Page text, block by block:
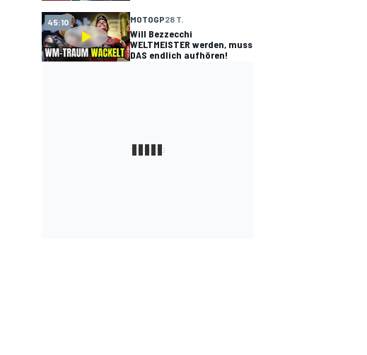
45:10 MOTOGP28 T.
Will Bezzecchi
WELTMEISTER werden, muss
DAS endlich aufhören!